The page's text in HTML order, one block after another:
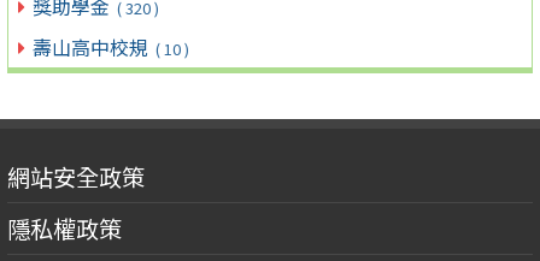
( 320 )
壽山高中校規 ( 10 )
網站安全政策
隱私權政策